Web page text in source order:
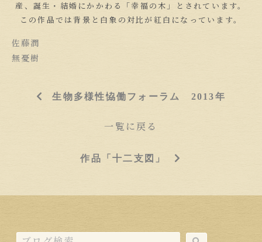
産、誕生・結婚にかかわる「幸福の木」とされています。
この作品では背景と白象の対比が紅白になっています。
佐藤潤
無憂樹
生物多様性恊働フォーラム 2013年
一覧に戻る
作品「十二支図」